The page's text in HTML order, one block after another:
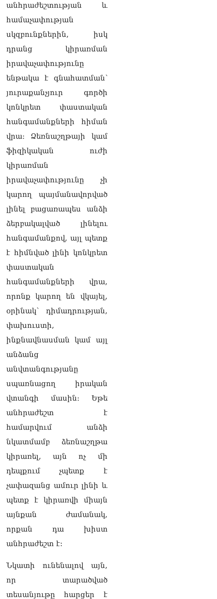
անհրաժեշտության և
համաչափության
սկզբունքներին, իսկ
դրանց կիրառման
իրավաչափությունը
ենթակա է գնահատման՝
յուրաքանչյուր գործի
կոնկրետ փաստական
հանգամանքների հիման
վրա։ Ձեռնաշղթայի կամ
ֆիզիկական ուժի
կիրառման
իրավաչափությունը չի
կարող պայմանավորված
լինել բացառապես անձի
ձերբակալված լինելու
հանգամանքով, այլ պետք
է հիմնված լինի կոնկրետ
փաստական
հանգամանքների վրա,
որոնք կարող են վկայել,
օրինակ՝ դիմադրության,
փախուստի,
ինքնավնասման կամ այլ
անձանց
անվտանգությանը
սպառնացող իրական
վտանգի մասին։ Եթե
անհրաժեշտ է
համարվում անձի
նկատմամբ ձեռնաշղթա
կիրառել, այն ոչ մի
դեպքում չպետք է
չափազանց ամուր լինի և
պետք է կիրառվի միայն
այնքան ժամանակ,
որքան դա խիստ
անհրաժեշտ է:
Նկատի ունենալով այն,
որ տարածված
տեսանյութը հարցեր է